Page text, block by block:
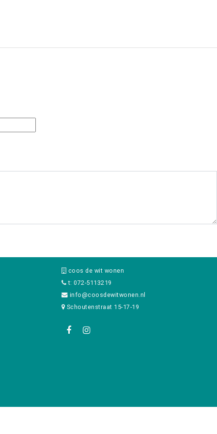
coos de wit wonen
t: 072-5113219
info@coosdewitwonen.nl
Schoutenstraat 15-17-19